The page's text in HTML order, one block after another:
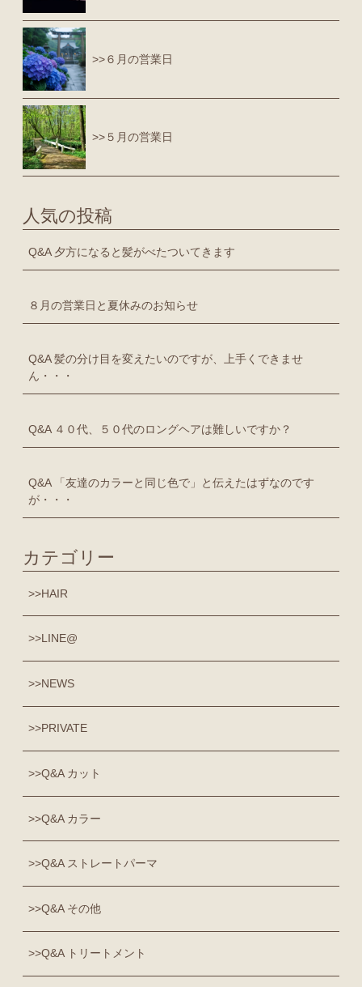
>>６月の営業日
>>５月の営業日
人気の投稿
Q&A 夕方になると髪がべたついてきます
８月の営業日と夏休みのお知らせ
Q&A 髪の分け目を変えたいのですが、上手くできませ
ん・・・
Q&A ４０代、５０代のロングヘアは難しいですか？
Q&A 「友達のカラーと同じ色で」と伝えたはずなのです
が・・・
カテゴリー
HAIR
LINE@
NEWS
PRIVATE
Q&A カット
Q&A カラー
Q&A ストレートパーマ
Q&A その他
Q&A トリートメント